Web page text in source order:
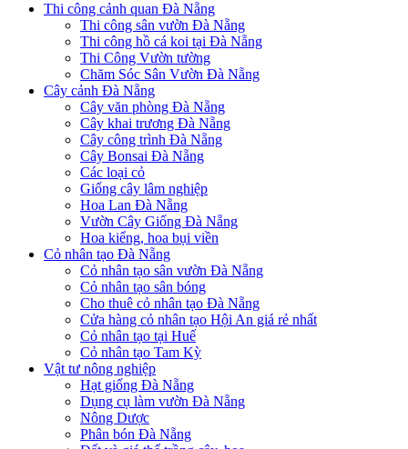
Thi công cảnh quan Đà Nẵng
Thi công sân vườn Đà Nẵng
Thi công hồ cá koi tại Đà Nẵng
Thi Công Vườn tường
Chăm Sóc Sân Vườn Đà Nẵng
Cây cảnh Đà Nẵng
Cây văn phòng Đà Nẵng
Cây khai trương Đà Nẵng
Cây công trình Đà Nẵng
Cây Bonsai Đà Nẵng
Các loại cỏ
Giống cây lâm nghiệp
Hoa Lan Đà Nẵng
Vườn Cây Giống Đà Nẵng
Hoa kiểng, hoa bụi viền
Cỏ nhân tạo Đà Nẵng
Cỏ nhân tạo sân vườn Đà Nẵng
Cỏ nhân tạo sân bóng
Cho thuê cỏ nhân tạo Đà Nẵng
Cửa hàng cỏ nhân tạo Hội An giá rẻ nhất
Cỏ nhân tạo tại Huế
Cỏ nhân tạo Tam Kỳ
Vật tư nông nghiệp
Hạt giống Đà Nẵng
Dụng cụ làm vườn Đà Nẵng
Nông Dược
Phân bón Đà Nẵng